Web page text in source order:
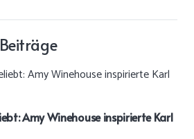
Amy Winehouse inspirierte Karl